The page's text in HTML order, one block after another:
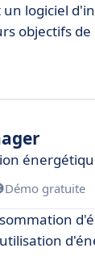
un logiciel
objectifs
Démo gratuite